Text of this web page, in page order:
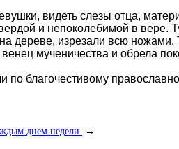
видеть слезы отца,
и непоколебимой в вере.
дереве, изрезали всю
мученичества и обрела
по благочестивому
днем недели →